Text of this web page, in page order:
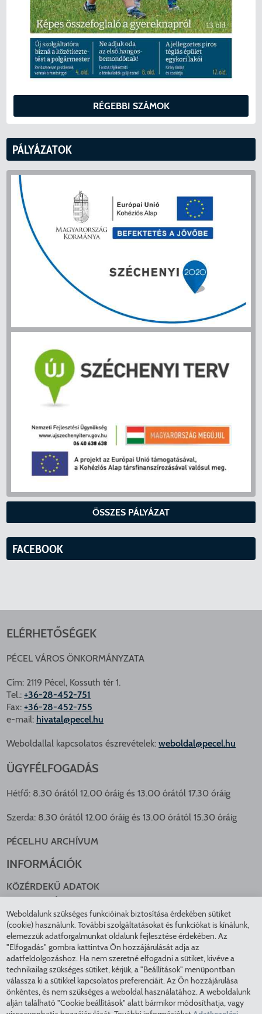
RÉGEBBI SZÁMOK
PÁLYÁZATOK
ÖSSZES PÁLYÁZAT
FACEBOOK
ELÉRHETŐSÉGEK
PÉCEL VÁROS ÖNKORMÁNYZATA
Cím: 2119 Pécel, Kossuth tér 1.
Tel.:+36-28-452-751
Fax:+36-28-452-755
e-mail: hivatal@pecel.hu
Weboldallal kapcsolatos észrevételek:weboldal@pecel.hu
ÜGYFÉLFOGADÁS
Hétfő: 8.30 órától 12.00 óráig és 13.00 órától 17.30 óráig
Szerda: 8.30 órától 12.00 óráig és 13.00 órától 15.30 óráig
PÉCEL.HU ARCHÍVUM
INFORMÁCIÓK
KÖZÉRDEKŰ ADATOK
KÖZLEKEDÉS
ADATKEZELÉS
ÁTLÁTHATÓ ÖNKORMÁNYZAT
COOKIE BEÁLLÍTÁSOK
INTÉZMÉNYEK
EGÉSZSÉGÜGY
Weboldalunk szükséges funkcióinak biztosítása érdekében sütiket
(cookie) használunk. További szolgáltatásokat és funkciókat is kínálunk,
elemezzük adatforgalmunkat oldalunk fejlesztése érdekében. Az
"Elfogadás" gombra kattintva Ön hozzájárulását adja az
adatfeldolgozáshoz. Ha nem szeretné elfogadni a sütiket, kivéve a
technikailag szükséges sütiket, kérjük, a "Beállítások" menüpontban
válassza ki a sütikkel kapcsolatos preferenciáit. Az Ön hozzájárulása
önkéntes, és nem szükséges a weboldal használatához. A weboldalunk
alján található "Cookie beállítások" alatt bármikor módosíthatja, vagy